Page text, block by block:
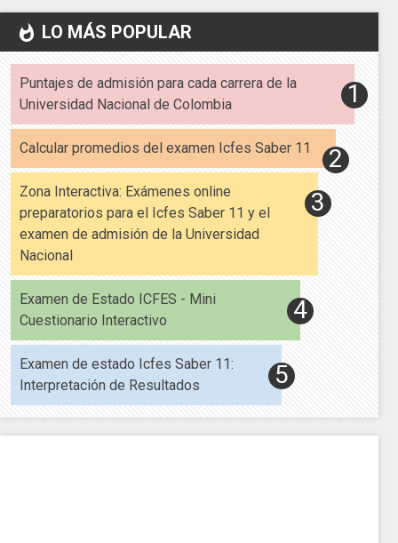
whatshot LO MÁS POPULAR
Puntajes de admisión para cada carrera de la
Universidad Nacional de Colombia
Calcular promedios del examen Icfes Saber 11
Zona Interactiva: Exámenes online
preparatorios para el Icfes Saber 11 y el
examen de admisión de la Universidad
Nacional
Examen de Estado ICFES - Mini
Cuestionario Interactivo
Examen de estado Icfes Saber 11:
Interpretación de Resultados